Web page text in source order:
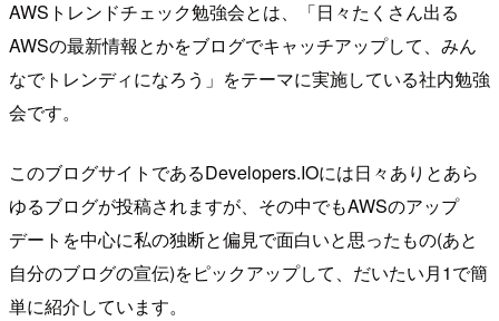
AWSトレンドチェック勉強会とは、「日々たくさん出る
AWSの最新情報とかをブログでキャッチアップして、みん
なでトレンディになろう」をテーマに実施している社内勉強
会です。
このブログサイトであるDevelopers.IOには日々ありとあら
ゆるブログが投稿されますが、その中でもAWSのアップ
デートを中心に私の独断と偏見で面白いと思ったもの(あと
自分のブログの宣伝)をピックアップして、だいたい月1で簡
単に紹介しています。